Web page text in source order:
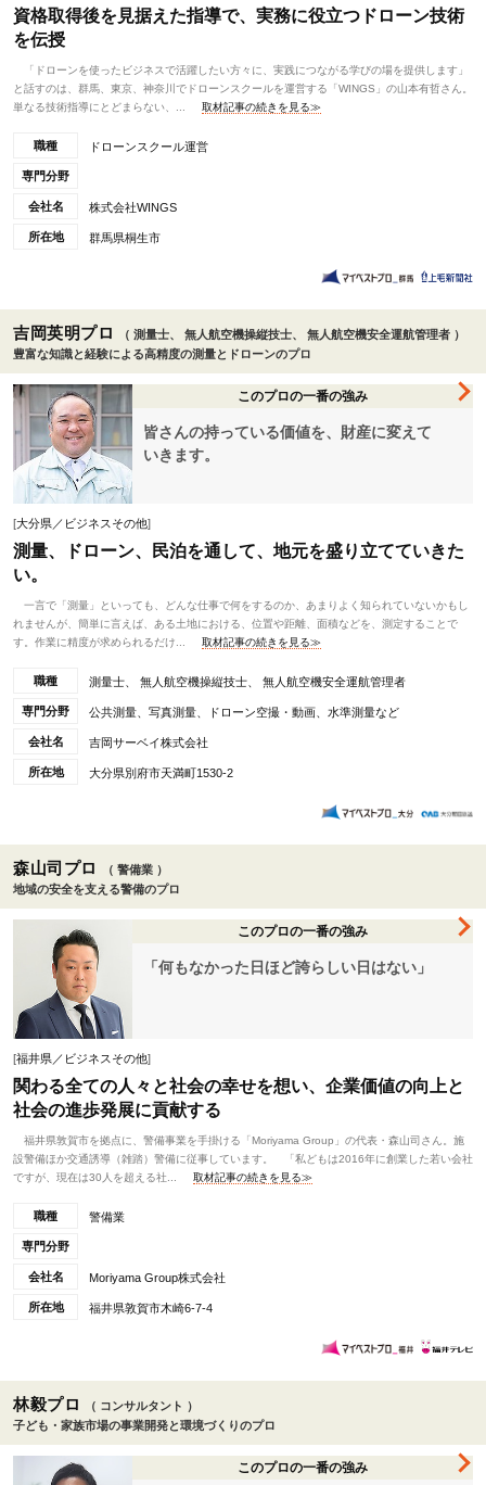
資格取得後を見据えた指導で、実務に役立つドローン技術
を伝授
「ドローンを使ったビジネスで活躍したい方々に、実践につながる学びの場を提供します」
と話すのは、群馬、東京、神奈川でドローンスクールを運営する「WINGS」の山本有哲さん。
単なる技術指導にとどまらない、...
取材記事の続きを見る≫
職種 ドローンスクール運営
専門分野
会社名 株式会社WINGS
所在地 群馬県桐生市
吉岡英明プロ
（ 測量士、 無人航空機操縦技士、 無人航空機安全運航管理者 ）
豊富な知識と経験による高精度の測量とドローンのプロ
このプロの一番の強み
皆さんの持っている価値を、財産に変えて
いきます。
[大分県／ビジネスその他]
測量、ドローン、民泊を通して、地元を盛り立てていきた
い。
一言で「測量」といっても、どんな仕事で何をするのか、あまりよく知られていないかもし
れませんが、簡単に言えば、ある土地における、位置や距離、面積などを、測定することで
す。作業に精度が求められるだけ...
取材記事の続きを見る≫
職種 測量士、 無人航空機操縦技士、 無人航空機安全運航管理者
専門分野 公共測量、写真測量、ドローン空撮・動画、水準測量など
会社名 吉岡サーベイ株式会社
所在地 大分県別府市天満町1530-2
森山司プロ
（ 警備業 ）
地域の安全を支える警備のプロ
このプロの一番の強み
「何もなかった日ほど誇らしい日はない」
[福井県／ビジネスその他]
関わる全ての人々と社会の幸せを想い、企業価値の向上と
社会の進歩発展に貢献する
福井県敦賀市を拠点に、警備事業を手掛ける「Moriyama Group」の代表・森山司さん。施
設警備ほか交通誘導（雑踏）警備に従事しています。 「私どもは2016年に創業した若い会社
ですが、現在は30人を超える社...
取材記事の続きを見る≫
職種 警備業
専門分野
会社名 Moriyama Group株式会社
所在地 福井県敦賀市木崎6-7-4
林毅プロ
（ コンサルタント ）
子ども・家族市場の事業開発と環境づくりのプロ
このプロの一番の強み